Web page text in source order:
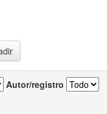
Autor/registro